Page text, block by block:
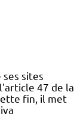
sites
47 de la
fin, il met